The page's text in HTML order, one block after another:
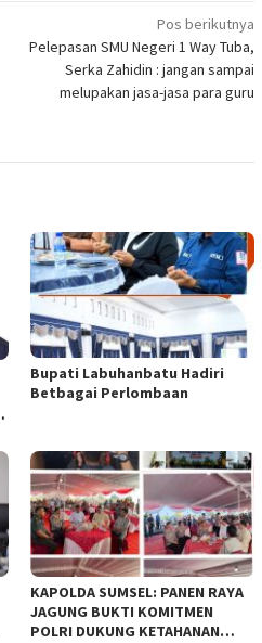
Pos berikutnya
Pelepasan SMU Negeri 1 Way Tuba,
Serka Zahidin : jangan sampai
melupakan jasa-jasa para guru
Bupati Labuhanbatu Hadiri
Betbagai Perlombaan
KAPOLDA SUMSEL: PANEN RAYA
JAGUNG BUKTI KOMITMEN
POLRI DUKUNG KETAHANAN